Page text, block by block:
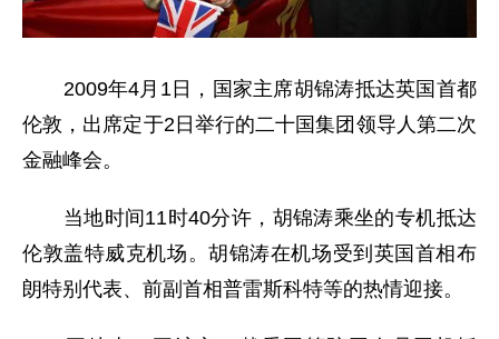
2009年4月1日，国家主席胡锦涛抵达英国首都
伦敦，出席定于2日举行的二十国集团领导人第二次
金融峰会。
当地时间11时40分许，胡锦涛乘坐的专机抵达
伦敦盖特威克机场。胡锦涛在机场受到英国首相布
朗特别代表、前副首相普雷斯科特等的热情迎接。